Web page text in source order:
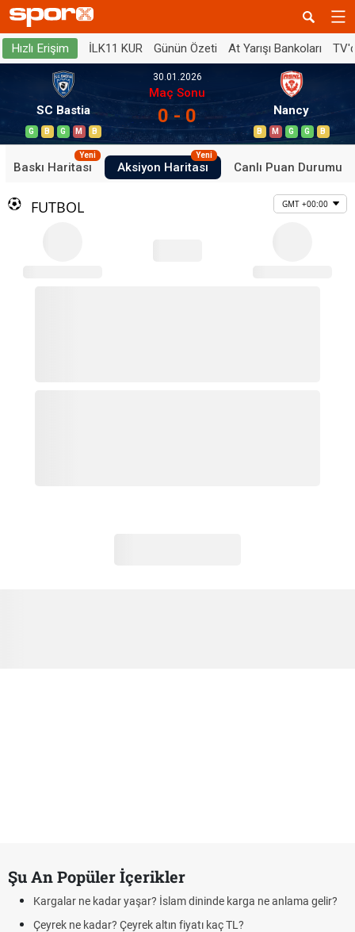
Hızlı Erişim İLK11 KUR Günün Özeti At Yarışı Bankoları
SC Bastia
G B G M B
30.01.2026
Maç Sonu
0 - 0 Nancy
B M G G B
Baskı Haritası
Yeni
Aksiyon Haritası
Yeni
Canlı Puan Durumu
FUTBOL GMT +00:00
Şu An Popüler İçerikler
Kargalar ne kadar yaşar? İslam dininde karga ne anlama gelir?
Çeyrek ne kadar? Çeyrek altın fiyatı kaç TL?